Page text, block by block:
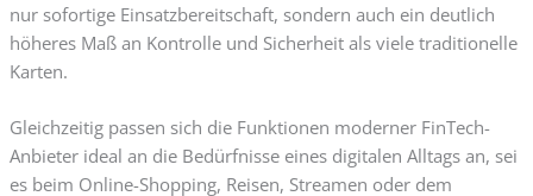
nur sofortige Einsatzbereitschaft, sondern auch ein deutlich
höheres Maß an Kontrolle und Sicherheit als viele traditionelle
Karten.
Gleichzeitig passen sich die Funktionen moderner FinTech-
Anbieter ideal an die Bedürfnisse eines digitalen Alltags an, sei
es beim Online-Shopping, Reisen, Streamen oder dem